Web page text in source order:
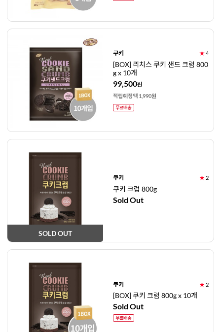
쿠키 ★4
[BOX] 리치스 쿠키 샌드 크럼 800
g x 10개
99,500원
적립예정액 1,990원
SOLD OUT
쿠키 ★ 2
쿠키 크럼 800g
Sold Out
쿠키 ★ 2
[BOX] 쿠키 크럼 800g x 10개
Sold Out